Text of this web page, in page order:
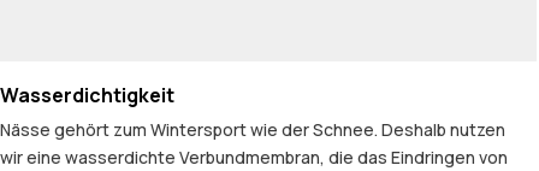
Wasserdichtigkeit
Nässe gehört zum Wintersport wie der Schnee. Deshalb nutzen
wir eine wasserdichte Verbundmembran, die das Eindringen von